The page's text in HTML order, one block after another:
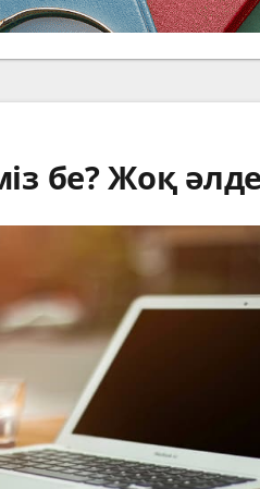
бе? Жоқ